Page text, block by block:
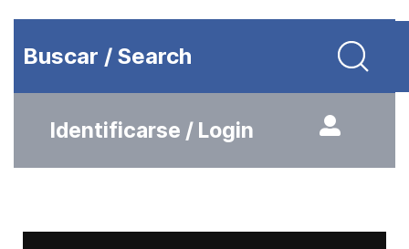
Buscar / Search
Identificarse / Login